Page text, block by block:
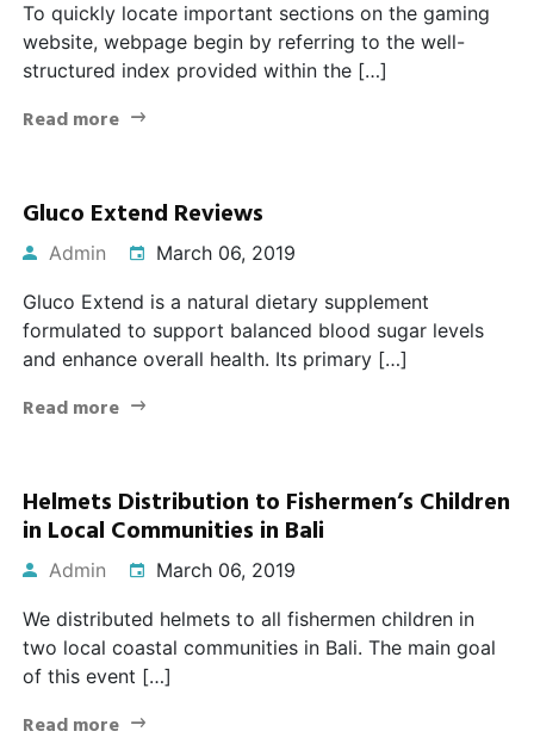
To quickly locate important sections on the gaming
website, webpage begin by referring to the well-
structured index provided within the […]
Read more
Gluco Extend Reviews
Admin March 06, 2019
Gluco Extend is a natural dietary supplement
formulated to support balanced blood sugar levels
and enhance overall health. Its primary […]
Read more
Helmets Distribution to Fishermen’s Children
in Local Communities in Bali
Admin March 06, 2019
We distributed helmets to all fishermen children in
two local coastal communities in Bali. The main goal
of this event […]
Read more